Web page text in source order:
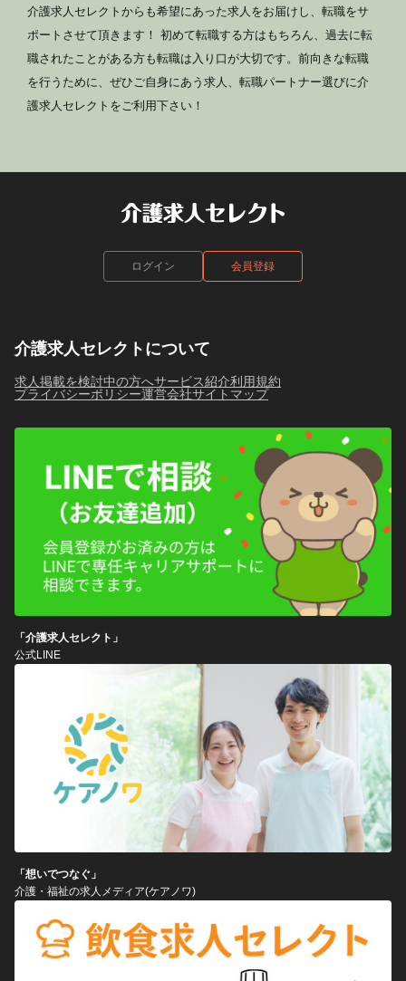
介護求人セレクトからも希望にあった求人をお届けし、転職をサ
ポートさせて頂きます！ 初めて転職する方はもちろん、過去に転
職されたことがある方も転職は入り口が大切です。前向きな転職
を行うために、ぜひご自身にあう求人、転職パートナー選びに介
護求人セレクトをご利用下さい！
ログイン 会員登録
介護求人セレクトについて
求人掲載を検討中の方へサービス紹介利用規約
プライバシーポリシー運営会社サイトマップ
「介護求人セレクト」
公式LINE
「想いでつなぐ」
介護・福祉の求人メディア(ケアノワ)